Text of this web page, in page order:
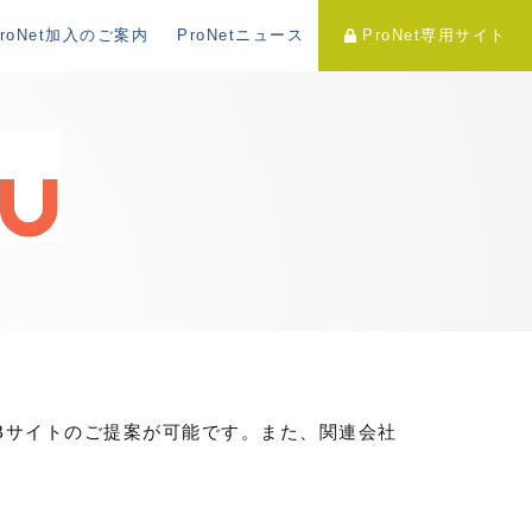
加入のご案内 ProNetニュース ProNet専用サイト
イトのご提案が可能です。また、関連会社